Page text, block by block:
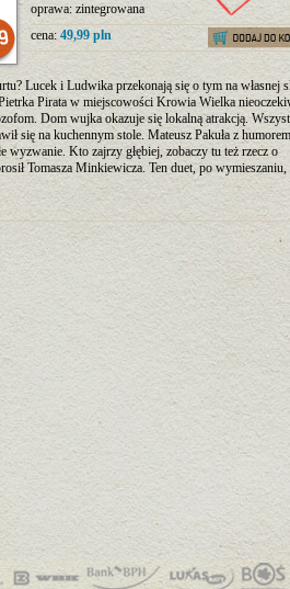
oprawa: zintegrowana
cena: 49,99 pln
Lucek i Ludwika przekonają się o tym na własnej
Pirata w miejscowości Krowia Wielka
Dom wujka okazuje się lokalną atrakcją.
się na kuchennym stole. Mateusz Pakuła z humorem
wyzwanie. Kto zajrzy głębiej, zobaczy tu też rzecz o
Tomasza Minkiewicza. Ten duet, po wymieszaniu,